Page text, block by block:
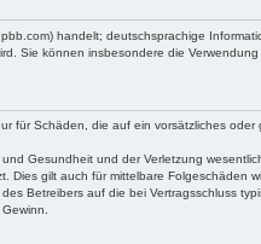
handelt; deutschsprachige
Sie können insbesondere die
für Schäden, die auf ein vorsätzliches oder
Gesundheit und der Verletzung
gilt auch für mittelbare Folgeschäden
Betreibers auf die bei Vertragsschluss